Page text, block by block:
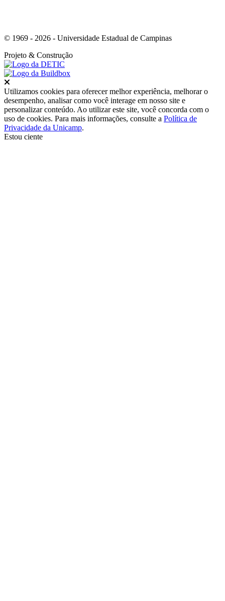
© 1969 - 2026 - Universidade Estadual de Campinas
Projeto & Construção
Utilizamos cookies para oferecer melhor experiência, melhorar o
desempenho, analisar como você interage em nosso site e
personalizar conteúdo. Ao utilizar este site, você concorda com o
uso de cookies. Para mais informações, consulte a Política de
Privacidade da Unicamp.
Estou ciente